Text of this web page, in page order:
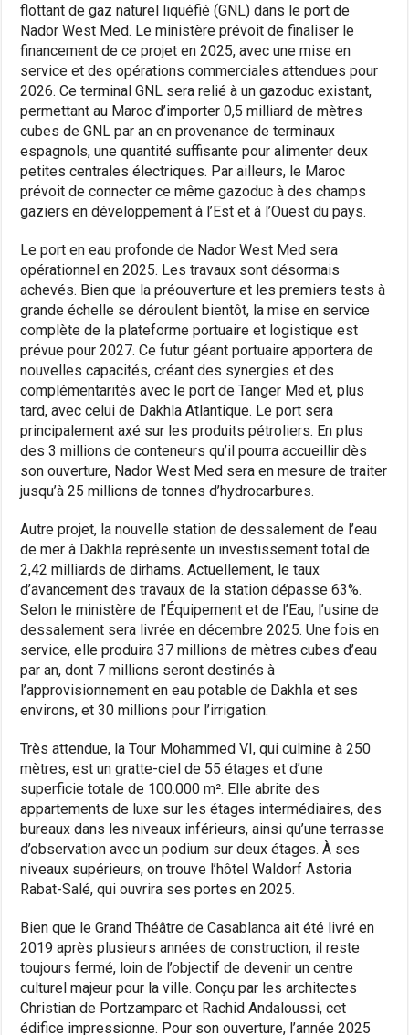
flottant de gaz naturel liquéfié (GNL) dans le port de
Nador West Med. Le ministère prévoit de finaliser le
financement de ce projet en 2025, avec une mise en
service et des opérations commerciales attendues pour
2026. Ce terminal GNL sera relié à un gazoduc existant,
permettant au Maroc d’importer 0,5 milliard de mètres
cubes de GNL par an en provenance de terminaux
espagnols, une quantité suffisante pour alimenter deux
petites centrales électriques. Par ailleurs, le Maroc
prévoit de connecter ce même gazoduc à des champs
gaziers en développement à l’Est et à l’Ouest du pays.
Le port en eau profonde de Nador West Med sera
opérationnel en 2025. Les travaux sont désormais
achevés. Bien que la préouverture et les premiers tests à
grande échelle se déroulent bientôt, la mise en service
complète de la plateforme portuaire et logistique est
prévue pour 2027. Ce futur géant portuaire apportera de
nouvelles capacités, créant des synergies et des
complémentarités avec le port de Tanger Med et, plus
tard, avec celui de Dakhla Atlantique. Le port sera
principalement axé sur les produits pétroliers. En plus
des 3 millions de conteneurs qu’il pourra accueillir dès
son ouverture, Nador West Med sera en mesure de traiter
jusqu’à 25 millions de tonnes d’hydrocarbures.
Autre projet, la nouvelle station de dessalement de l’eau
de mer à Dakhla représente un investissement total de
2,42 milliards de dirhams. Actuellement, le taux
d’avancement des travaux de la station dépasse 63%.
Selon le ministère de l’Équipement et de l’Eau, l’usine de
dessalement sera livrée en décembre 2025. Une fois en
service, elle produira 37 millions de mètres cubes d’eau
par an, dont 7 millions seront destinés à
l’approvisionnement en eau potable de Dakhla et ses
environs, et 30 millions pour l’irrigation.
Très attendue, la Tour Mohammed VI, qui culmine à 250
mètres, est un gratte-ciel de 55 étages et d’une
superficie totale de 100.000 m². Elle abrite des
appartements de luxe sur les étages intermédiaires, des
bureaux dans les niveaux inférieurs, ainsi qu’une terrasse
d’observation avec un podium sur deux étages. À ses
niveaux supérieurs, on trouve l’hôtel Waldorf Astoria
Rabat-Salé, qui ouvrira ses portes en 2025.
Bien que le Grand Théâtre de Casablanca ait été livré en
2019 après plusieurs années de construction, il reste
toujours fermé, loin de l’objectif de devenir un centre
culturel majeur pour la ville. Conçu par les architectes
Christian de Portzamparc et Rachid Andaloussi, cet
édifice impressionne. Pour son ouverture, l’année 2025